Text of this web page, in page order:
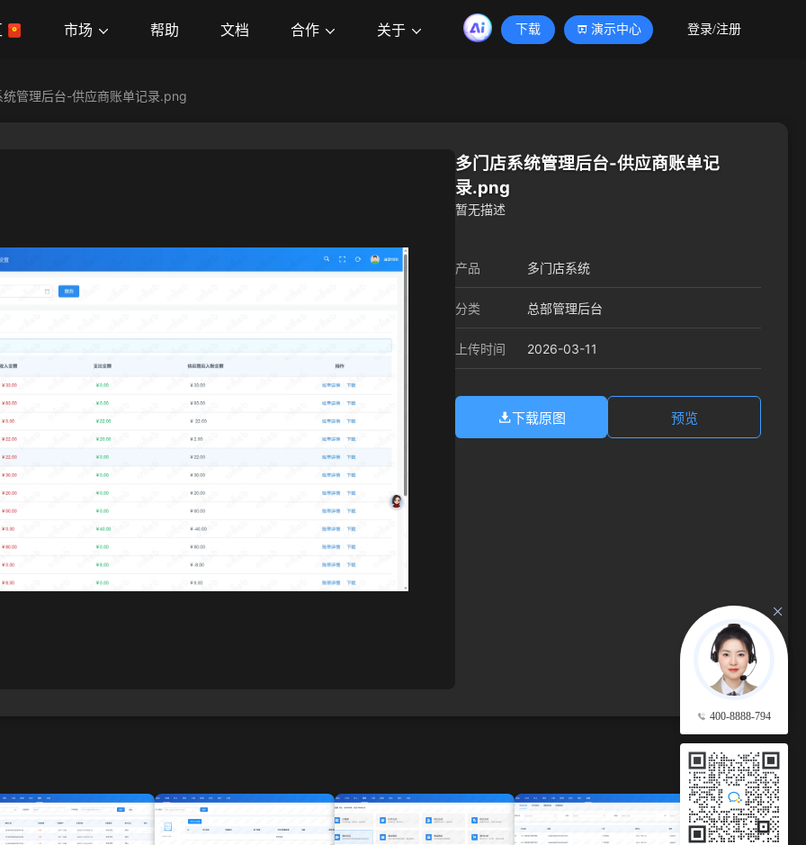
市场 帮助 文档 合作 关于 下载 演示中心 登录/注册
400-8888-794
统管理后台-供应商账单记录.png
多门店系统管理后台-供应商账单记
录.png
暂无描述
产品 多门店系统
分类 总部管理后台
上传时间 2026-03-11
下载原图 预览
查看更多 →